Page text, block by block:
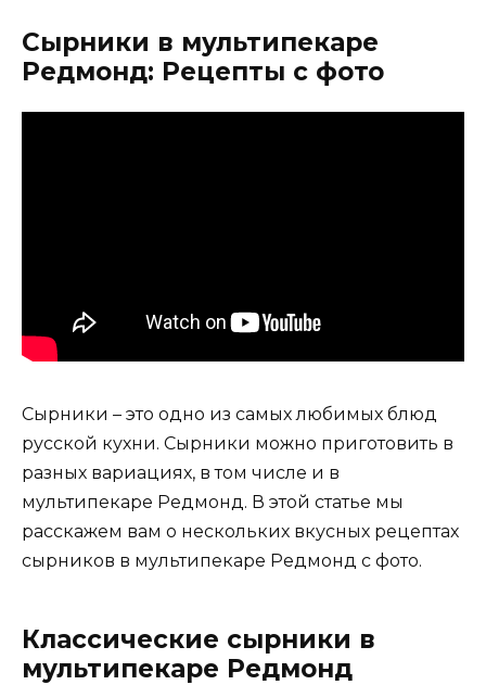
Сырники в мультипекаре
Редмонд: Рецепты с фото
Сырники – это одно из самых любимых блюд
русской кухни. Сырники можно приготовить в
разных вариациях, в том числе и в
мультипекаре Редмонд. В этой статье мы
расскажем вам о нескольких вкусных рецептах
сырников в мультипекаре Редмонд с фото.
Классические сырники в
мультипекаре Редмонд